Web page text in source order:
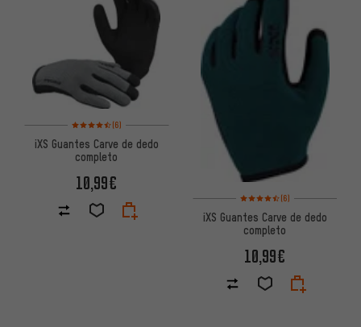
Valoración media: 4,5 de 5 basada en 6 reseñas
(6)
iXS Guantes Carve de dedo
completo
10,99€
Valoración media: 4,5 de 5
(6)
iXS Guantes Carve de dedo
completo
10,99€